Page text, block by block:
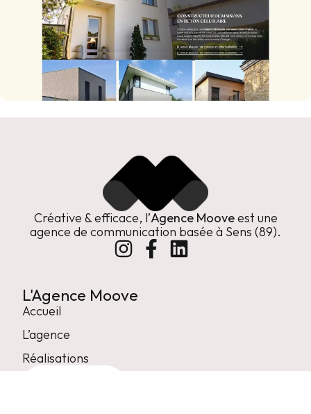
Créative & efficace, l’Agence Mooveest une
agence de communication basée à Sens (89).
L'Agence Moove
Accueil
L’agence
Réalisations